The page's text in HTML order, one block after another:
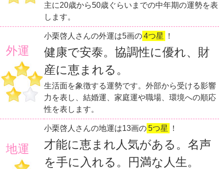
主に20歳から50歳ぐらいまでの中年期の運勢を表
します。
外運
小栗啓人さんの外運は5画の4つ星 ！
健康で安泰。協調性に優れ、財
産に恵まれる。
生活面を象徴する運勢です。外部から受ける影響
力を表し、結婚運、家庭運や職場、環境への順応
性を表します。
地運
小栗啓人さんの地運は13画の5つ星 ！
才能に恵まれ人気がある。名声
を手に入れる。円満な人生。